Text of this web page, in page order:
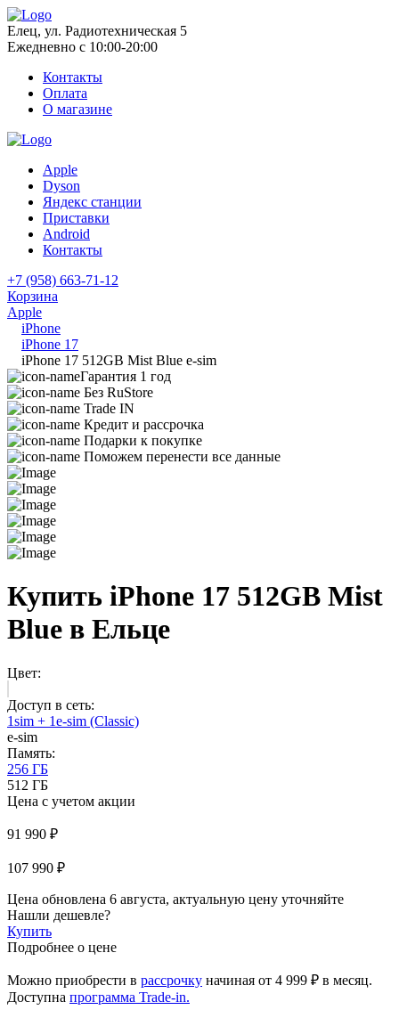
Елец, ул. Радиотехническая 5
Ежедневно с 10:00-20:00
Контакты
Оплата
О магазине
Apple
Dyson
Яндекс станции
Приставки
Android
Контакты
+7 (958) 663-71-12
Корзина
Apple
iPhone
iPhone 17
iPhone 17 512GB Mist Blue e-sim
Гарантия 1 год
Без RuStore
Trade IN
Кредит и рассрочка
Подарки к покупке
Поможем перенести все данные
Купить iPhone 17 512GB Mist
Blue в Ельце
Цвет:
Доступ в сеть:
1sim + 1e-sim (Classic)
e-sim
Память:
256 ГБ
512 ГБ
Цена с учетом акции
91 990 ₽
107 990 ₽
Цена обновлена 6 августа, актуальную цену уточняйте
Нашли дешевле?
Купить
Подробнее о цене
Можно приобрести в рассрочку начиная от 4 999 ₽ в месяц.
Доступна программа Trade-in.